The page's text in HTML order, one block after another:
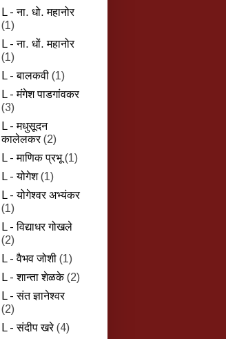
L - ना. धो. महानोर
(1)
L - ना. धों. महानोर
(1)
L - बालकवी (1)
L - मंगेश पाडगांवकर
(3)
L - मधुसूदन
कालेलकर (2)
L - माणिक प्रभू (1)
L - योगेश (1)
L - योगेश्वर अभ्यंकर
(1)
L - विद्याधर गोखले
(2)
L - वैभव जोशी (1)
L - शान्‍ता शेळके (2)
L - संत ज्ञानेश्वर
(2)
L - संदीप खरे (4)